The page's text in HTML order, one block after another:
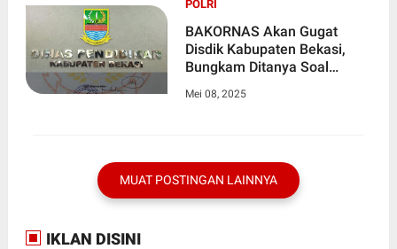
POLRI
BAKORNAS Akan Gugat
Disdik Kabupaten Bekasi,
Bungkam Ditanya Soal
Perjalanan Dinas BOS Tahun
Mei 08, 2025
MUAT POSTINGAN LAINNYA
IKLAN DISINI